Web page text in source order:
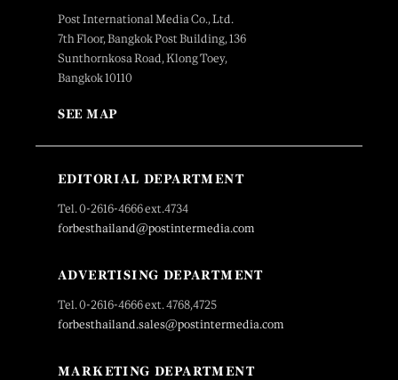
Post International Media Co., Ltd.
7th Floor, Bangkok Post Building, 136
Sunthornkosa Road, Klong Toey,
Bangkok 10110
SEE MAP
EDITORIAL DEPARTMENT
Tel. 0-2616-4666 ext.4734
forbesthailand@postintermedia.com
ADVERTISING DEPARTMENT
Tel. 0-2616-4666 ext. 4768,4725
forbesthailand.sales@postintermedia.com
MARKETING DEPARTMENT